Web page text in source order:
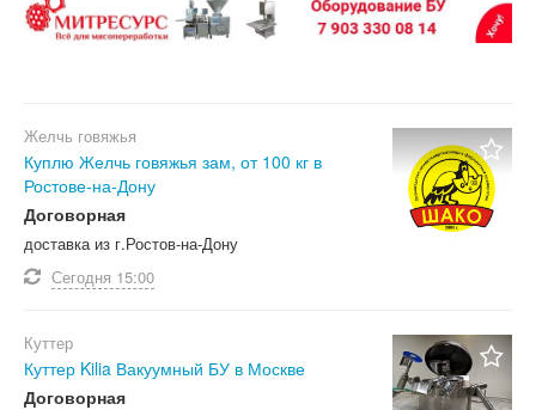
Желчь говяжья
Куплю Желчь говяжья зам, от 100 кг в
Ростове-на-Дону
Договорная
доставка из г.Ростов-на-Дону
Сегодня 15:00
Куттер
Куттер Kilia Вакуумный БУ в Москве
Договорная